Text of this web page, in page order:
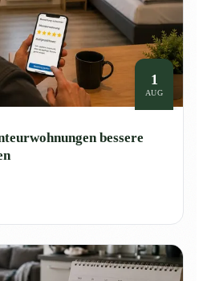
1
AUG
bessere